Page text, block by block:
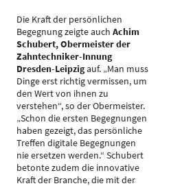
Die Kraft der persönlichen
Begegnung zeigte auch Achim
Schubert, Obermeister der
Zahntechniker-Innung
Dresden-Leipzigauf. „Man muss
Dinge erst richtig vermissen, um
den Wert von ihnen zu
verstehen“, so der Obermeister.
„Schon die ersten Begegnungen
haben gezeigt, das persönliche
Treffen digitale Begegnungen
nie ersetzen werden.“ Schubert
betonte zudem die innovative
Kraft der Branche, die mit der